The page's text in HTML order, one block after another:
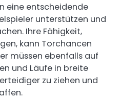
eine entscheidende
unterstützen und
Ihre Fähigkeit,
kann Torchancen
müssen ebenfalls auf
und Läufe in breite
zu ziehen und